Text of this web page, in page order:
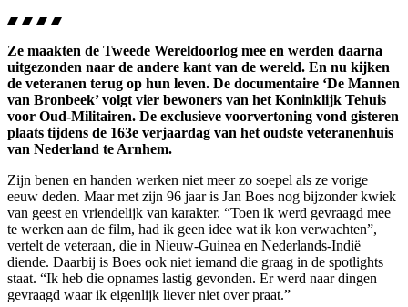
Ze maakten de Tweede Wereldoorlog mee en werden daarna
uitgezonden naar de andere kant van de wereld. En nu kijken
de veteranen terug op hun leven. De documentaire ‘De Mannen
van Bronbeek’ volgt vier bewoners van het Koninklijk Tehuis
voor Oud-Militairen. De exclusieve voorvertoning vond gisteren
plaats tijdens de 163e verjaardag van het oudste veteranenhuis
van Nederland te Arnhem.
Zijn benen en handen werken niet meer zo soepel als ze vorige
eeuw deden. Maar met zijn 96 jaar is Jan Boes nog bijzonder kwiek
van geest en vriendelijk van karakter. “Toen ik werd gevraagd mee
te werken aan de film, had ik geen idee wat ik kon verwachten”,
vertelt de veteraan, die in Nieuw-Guinea en Nederlands-Indië
diende. Daarbij is Boes ook niet iemand die graag in de spotlights
staat. “Ik heb die opnames lastig gevonden. Er werd naar dingen
gevraagd waar ik eigenlijk liever niet over praat.”